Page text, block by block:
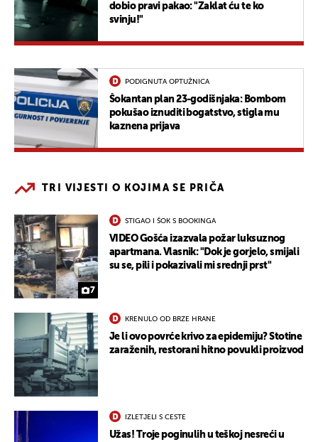
dobio pravi pakao: "Zaklat ću te ko
svinju!"
PODIGNUTA OPTUŽNICA
Šokantan plan 23-godišnjaka: Bombom
pokušao iznuditi bogatstvo, stigla mu
kaznena prijava
TRI VIJESTI O KOJIMA SE PRIČA
7
STIGAO I ŠOK S BOOKINGA
VIDEO Gošća izazvala požar luksuznog
apartmana. Vlasnik: "Dok je gorjelo, smijali
su se, pili i pokazivali mi srednji prst"
KRENULO OD BRZE HRANE
Je li ovo povrće krivo za epidemiju? Stotine
zaraženih, restorani hitno povukli proizvod
IZLETJELI S CESTE
Užas! Troje poginulih u teškoj nesreći u